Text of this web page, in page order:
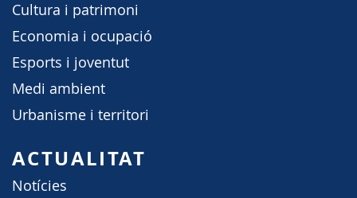
Cultura i patrimoni
Economia i ocupació
Esports i joventut
Medi ambient
Urbanisme i territori
ACTUALITAT
Notícies